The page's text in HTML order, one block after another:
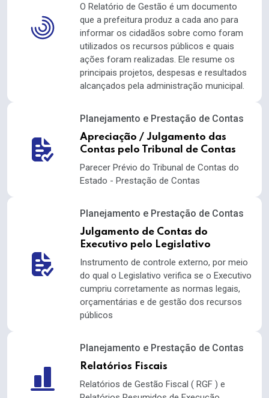
O Relatório de Gestão é um documento
que a prefeitura produz a cada ano para
informar os cidadãos sobre como foram
utilizados os recursos públicos e quais
ações foram realizadas. Ele resume os
principais projetos, despesas e resultados
alcançados pela administração municipal.
Planejamento e Prestação de Contas
Apreciação / Julgamento das
Contas pelo Tribunal de Contas
Parecer Prévio do Tribunal de Contas do
Estado - Prestação de Contas
Planejamento e Prestação de Contas
Julgamento de Contas do
Executivo pelo Legislativo
Instrumento de controle externo, por meio
do qual o Legislativo verifica se o Executivo
cumpriu corretamente as normas legais,
orçamentárias e de gestão dos recursos
públicos
Planejamento e Prestação de Contas
Relatórios Fiscais
Relatórios de Gestão Fiscal ( RGF ) e